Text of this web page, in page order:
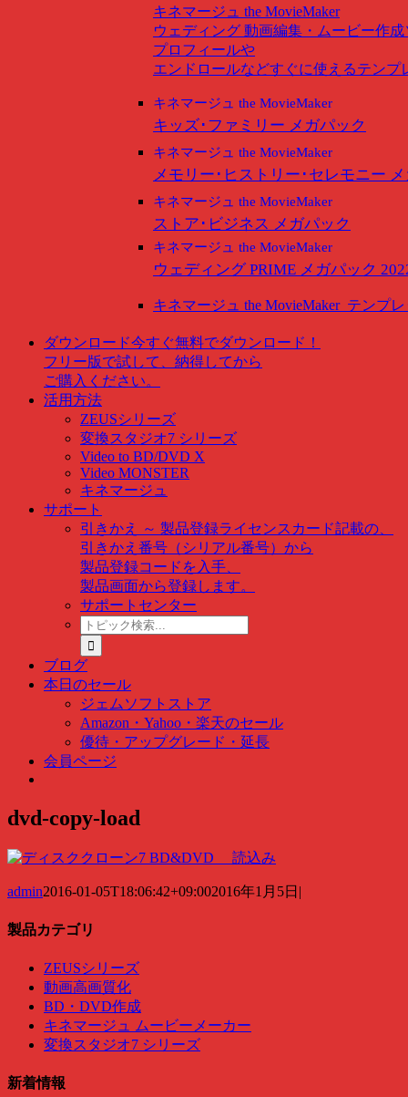
キネマージュ the MovieMaker
ウェディング 動画編集・ムービー作成
プロフィールや
エンドロールなどすぐに使えるテンプ
キネマージュ the MovieMaker
キッズ･ファミリー メガパック
キネマージュ the MovieMaker
メモリー･ヒストリー･セレモニー
キネマージュ the MovieMaker
ストア･ビジネス メガパック
キネマージュ the MovieMaker
ウェディング PRIME メガパック
キネマージュ the MovieMakerテンプ
ダウンロード今すぐ無料でダウンロード！
フリー版で試して、納得してから
ご購入ください。
活用方法
ZEUSシリーズ
変換スタジオ7 シリーズ
Video to BD/DVD X
Video MONSTER
キネマージュ
サポート
引きかえ ～ 製品登録ライセンスカード記載の、
引きかえ番号（シリアル番号）から
製品登録コードを入手、
製品画面から登録します。
サポートセンター
ト
ピ
ッ
ク
検
索
…
ブログ
本日のセール
ジェムソフトストア
Amazon・Yahoo・楽天のセール
優待・アップグレード・延長
会員ページ
dvd-copy-load
admin2016-01-05T18:06:42+09:002016年1月5日 |
製品カテゴリ
ZEUSシリーズ
動画高画質化
BD・DVD作成
キネマージュ ムービーメーカー
変換スタジオ7 シリーズ
新着情報